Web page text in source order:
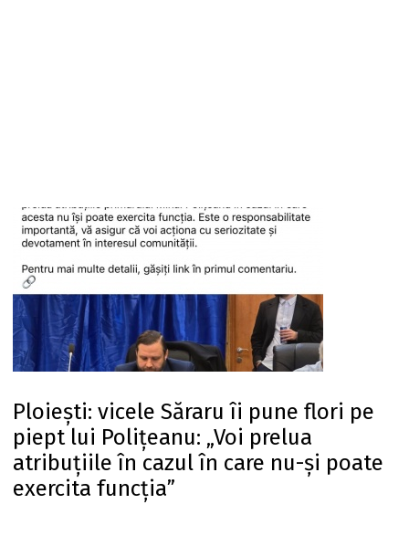
Ploiești: vicele Săraru îi pune flori pe
piept lui Polițeanu: „Voi prelua
atribuțiile în cazul în care nu-și poate
exercita funcția”